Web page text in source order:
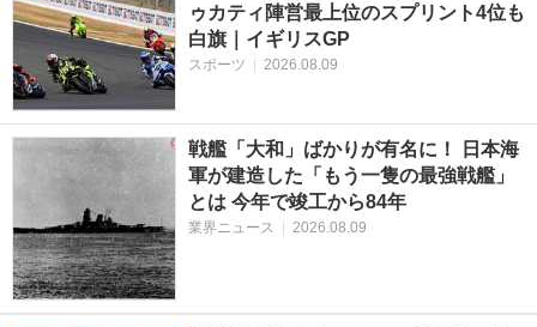
ゥカティ陣営最上位のスプリント4位も
白旗｜イギリスGP
スポーツ | 2026.08.09
戦艦「大和」ばかりが有名に！ 日本海
軍が建造した「もう一隻の最強戦艦」
とは 今年で竣工から84年
業界ニュース | 2026.08.09